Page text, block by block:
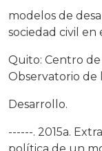
modelos de
sociedad civil en
Quito: Centro
Observatorio de
Desarrollo.
------. 2015a.